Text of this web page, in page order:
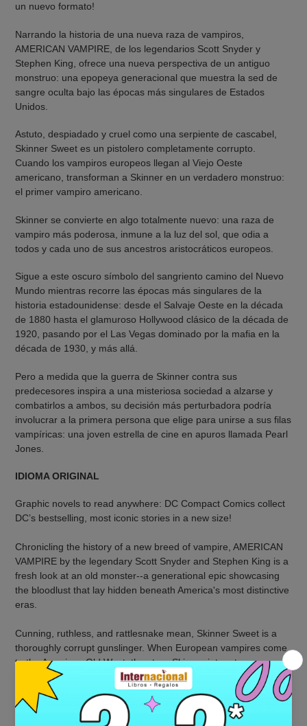
compra
un nuevo formato!
Narrando la historia de una nueva raza de vampiros,
AMERICAN VAMPIRE, de los legendarios Scott Snyder y
Stephen King, ofrece una nueva perspectiva de un antiguo
monstruo: una epopeya generacional que muestra la sed de
sangre oculta bajo las épocas más singulares de Estados
Unidos.
Astuto, despiadado y cruel como una serpiente de cascabel,
Skinner Sweet es un pistolero completamente corrupto.
Cuando los vampiros europeos llegan al Viejo Oeste
americano, transforman a Skinner en un verdadero monstruo:
el primer vampiro americano.
Skinner se convierte en algo totalmente nuevo: una raza de
vampiro más poderosa, inmune a la luz del sol, que odia a
todos y cada uno de sus ancestros aristocráticos europeos.
Sigue a este oscuro símbolo del sangriento camino del Nuevo
Mundo mientras recorre las épocas más singulares de la
historia estadounidense: desde el Salvaje Oeste en la década
de 1880 hasta el glamuroso Hollywood clásico de la década de
1920, pasando por el Las Vegas dominado por la mafia en la
década de 1930, y más allá.
Pero a medida que la guerra de Skinner contra sus
predecesores inspira a una misteriosa sociedad a alzarse y
combatirlos a ambos, su decisión más perturbadora podría
involucrar a la primera persona que elige para unirse a sus filas
vampíricas: una joven estrella de cine en apuros llamada Pearl
Jones.
IDIOMA ORIGINAL
Graphic novels to read anywhere: DC Compact Comics collect
DC’s bestselling, most iconic stories in a new size!
Chronicling the history of a new breed of vampire, AMERICAN
VAMPIRE by the legendary Scott Snyder and Stephen King is a
fresh look at an old monster--a generational epic showcasing
the bloodlust that lay hidden beneath America's most distinctive
eras.
Cunning, ruthless, and rattlesnake mean, Skinner Sweet is a
thoroughly corrupt gunslinger. When European vampires come
to the American Old West, they turn Skinner into a true
monster: the very first American vampire.
Skinner becomes something entirely new--a stronger breed of
vampire immune to sunlight, who hates every last one of his